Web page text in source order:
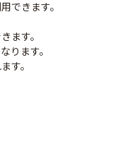
できます。
ます。
ります。
す。